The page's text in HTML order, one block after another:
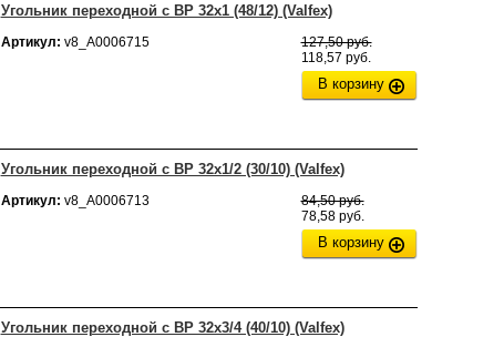
Угольник переходной с ВР 32х1 (48/12) (Valfex)
Артикул: v8_А0006715
127,50 руб.
118,57 руб.
В корзину
Угольник переходной с ВР 32х1/2 (30/10) (Valfex)
Артикул: v8_А0006713
84,50 руб.
78,58 руб.
В корзину
Угольник переходной с ВР 32х3/4 (40/10) (Valfex)